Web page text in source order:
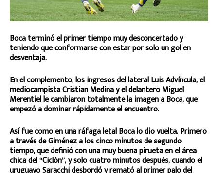
Boca terminó el primer tiempo muy desconcertado y
teniendo que conformarse con estar por solo un gol en
desventaja.
En el complemento, los ingresos del lateral Luis Advíncula, el
mediocampista Cristian Medina y el delantero Miguel
Merentiel le cambiaron totalmente la imagen a Boca, que
empezó a dominar rápidamente el encuentro.
Así fue como en una ráfaga letal Boca lo dio vuelta. Primero
a través de Giménez a los cinco minutos de segundo
tiempo, que definió con una muy buena pirueta en el área
chica del “Ciclón”, y solo cuatro minutos después, cuando el